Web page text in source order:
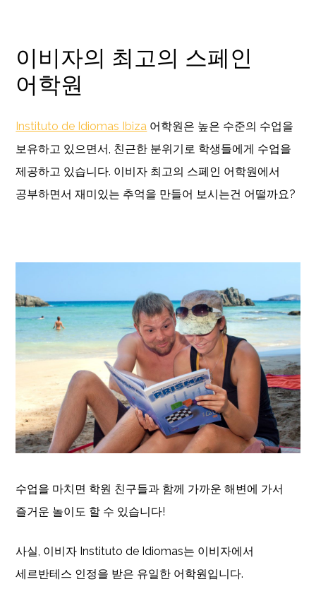
이비자의 최고의 스페인
어학원
Instituto de Idiomas Ibiza 어학원은 높은 수준의 수업을
보유하고 있으면서, 친근한 분위기로 학생들에게 수업을
제공하고 있습니다. 이비자 최고의 스페인 어학원에서
공부하면서 재미있는 추억을 만들어 보시는건 어떨까요?
수업을 마치면 학원 친구들과 함께 가까운 해변에 가서
즐거운 놀이도 할 수 있습니다!
사실, 이비자 Instituto de Idiomas는 이비자에서
세르반테스 인정을 받은 유일한 어학원입니다.